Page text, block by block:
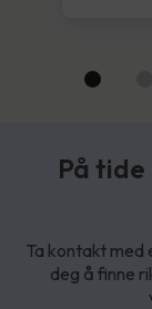
På
Ta kontakt med
deg å finne